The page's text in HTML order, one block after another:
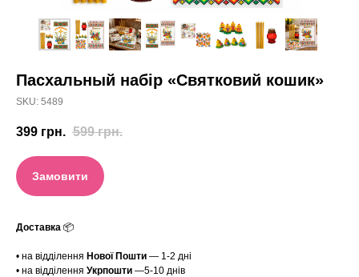
Пасхальный набір «Святковий кошик»
SKU: 5489
399 грн. 599 грн.
Замовити
Доставка 📦
• на відділення Нової Пошти — 1-2 дні
• на відділення Укрпошти —5-10 днів